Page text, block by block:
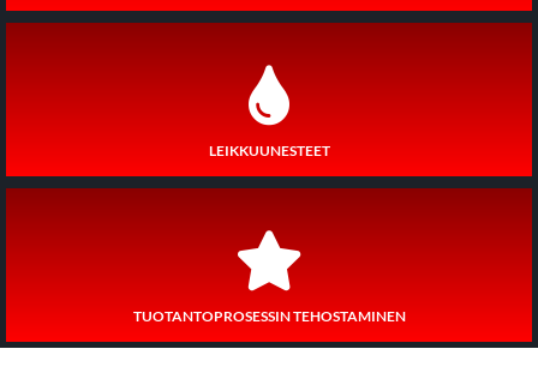
LEIKKUUNESTEET
TUOTANTOPROSESSIN TEHOSTAMINEN